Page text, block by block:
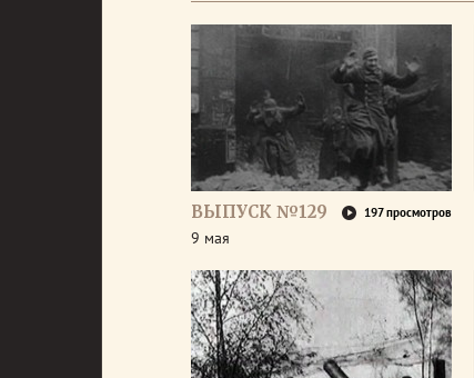
ВЫПУСК №129 197 просмотров
9 мая